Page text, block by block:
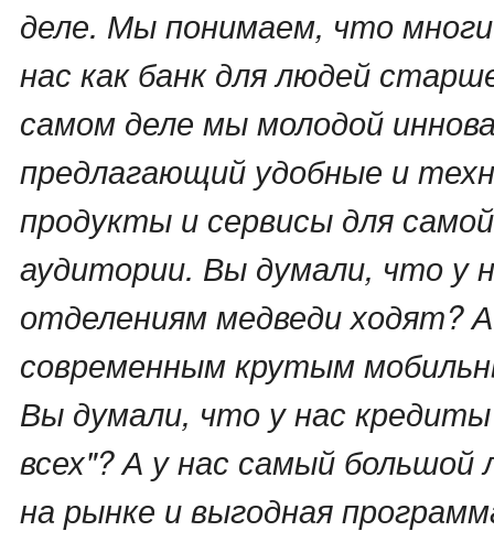
деле. Мы понимаем, что
нас как банк для людей
самом деле мы молодой
предлагающий удобные и
продукты и сервисы для
аудитории. Вы думали, что у
отделениям медведи ходят?
современным крутым
Вы думали, что у нас
всех"? А у нас самый большой
на рынке и выгодная